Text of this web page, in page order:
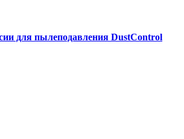
для пылеподавления DustControl